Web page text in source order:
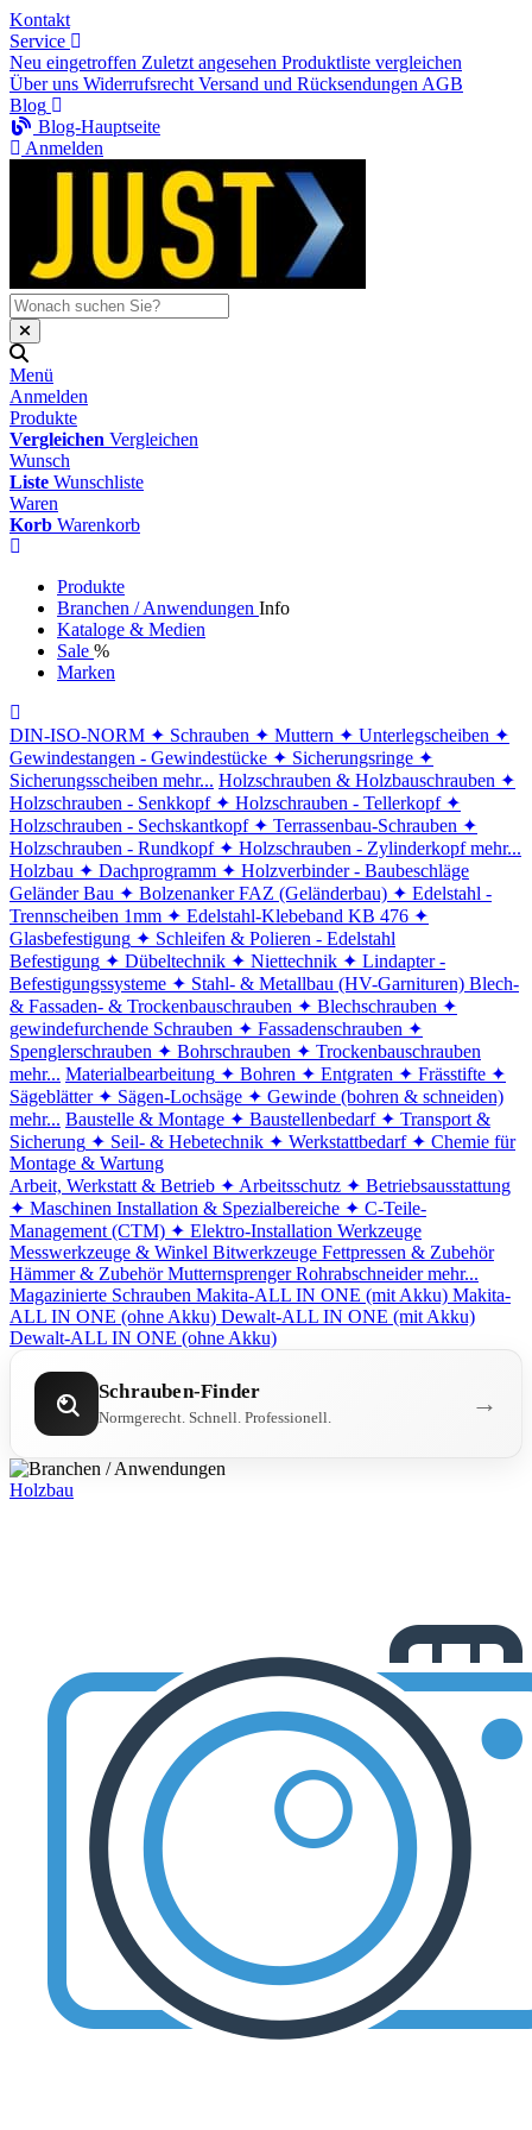
Kontakt
Service
Neu eingetroffen Zuletzt angesehen Produktliste vergleichen
Über uns Widerrufsrecht Versand und Rücksendungen AGB
Blog
Blog-Hauptseite
Anmelden
Menü
Anmelden
Produkte
Vergleichen Vergleichen
Wunsch
Liste Wunschliste
Waren
Korb Warenkorb
Produkte
Branchen / Anwendungen Info
Kataloge & Medien
Sale %
Marken
DIN-ISO-NORM ✦ Schrauben ✦ Muttern ✦ Unterlegscheiben ✦
Gewindestangen - Gewindestücke ✦ Sicherungsringe ✦
Sicherungsscheiben mehr... Holzschrauben & Holzbauschrauben ✦
Holzschrauben - Senkkopf ✦ Holzschrauben - Tellerkopf ✦
Holzschrauben - Sechskantkopf ✦ Terrassenbau-Schrauben ✦
Holzschrauben - Rundkopf ✦ Holzschrauben - Zylinderkopf mehr...
Holzbau ✦ Dachprogramm ✦ Holzverbinder - Baubeschläge
Geländer Bau ✦ Bolzenanker FAZ (Geländerbau) ✦ Edelstahl -
Trennscheiben 1mm ✦ Edelstahl-Klebeband KB 476 ✦
Glasbefestigung ✦ Schleifen & Polieren - Edelstahl
Befestigung ✦ Dübeltechnik ✦ Niettechnik ✦ Lindapter -
Befestigungssysteme ✦ Stahl- & Metallbau (HV-Garnituren) Blech-
& Fassaden- & Trockenbauschrauben ✦ Blechschrauben ✦
gewindefurchende Schrauben ✦ Fassadenschrauben ✦
Spenglerschrauben ✦ Bohrschrauben ✦ Trockenbauschrauben
mehr... Materialbearbeitung ✦ Bohren ✦ Entgraten ✦ Frässtifte ✦
Sägeblätter ✦ Sägen-Lochsäge ✦ Gewinde (bohren & schneiden)
mehr... Baustelle & Montage ✦ Baustellenbedarf ✦ Transport &
Sicherung ✦ Seil- & Hebetechnik ✦ Werkstattbedarf ✦ Chemie für
Montage & Wartung
Arbeit, Werkstatt & Betrieb ✦ Arbeitsschutz ✦ Betriebsausstattung
✦ Maschinen Installation & Spezialbereiche ✦ C-Teile-
Management (CTM) ✦ Elektro-Installation Werkzeuge
Messwerkzeuge & Winkel Bitwerkzeuge Fettpressen & Zubehör
Hämmer & Zubehör Mutternsprenger Rohrabschneider mehr...
Magazinierte Schrauben Makita-ALL IN ONE (mit Akku) Makita-
ALL IN ONE (ohne Akku) Dewalt-ALL IN ONE (mit Akku)
Dewalt-ALL IN ONE (ohne Akku)
Schrauben-Finder
Normgerecht. Schnell. Professionell. →
Holzbau